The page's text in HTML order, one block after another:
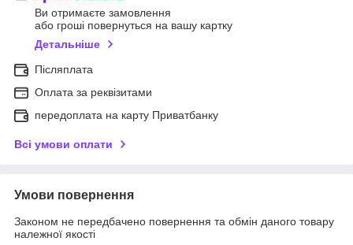
Ви отримаєте замовлення
або гроші повернуться на вашу картку
Детальніше
Післяплата
Оплата за реквізитами
передоплата на карту Приватбанку
Всі умови оплати
Умови повернення
Законом не передбачено повернення та обмін даного товару
належної якості